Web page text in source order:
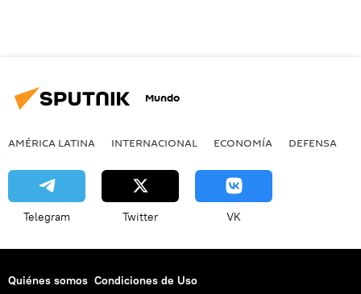
Mundo
AMÉRICA LATINA INTERNACIONAL ECONOMÍA DEFENSA
Telegram Twitter VK
Quiénes somos Condiciones de Uso